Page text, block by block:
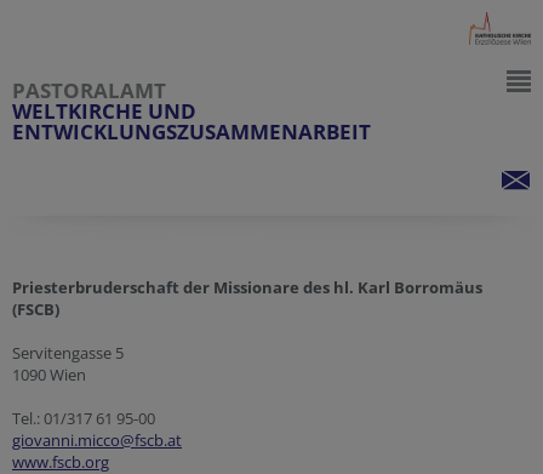
PASTORALAMT
WELTKIRCHE UND
ENTWICKLUNGSZUSAMMENARBEIT
Priesterbruderschaft der Missionare des hl. Karl Borromäus
(FSCB)
Servitengasse 5
1090 Wien
Tel.: 01/317 61 95-00
giovanni.micco@fscb.at
www.fscb.org